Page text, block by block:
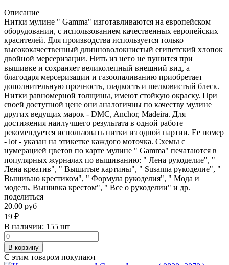
Описание
Нитки мулине " Gamma" изготавливаются на европейском
оборудовании, с использованием качественных европейских
красителей. Для производства используется только
высококачественный длинноволокнистый египетский хлопок
двойной мерсеризации. Нить из него не пушится при
вышивке и сохраняет великолепный внешний вид, а
благодаря мерсеризации и газоопаливанию приобретает
дополнительную прочность, гладкость и шелковистый блеск.
Нитки равномерной толщины, имеют стойкую окраску. При
своей доступной цене они аналогичны по качеству мулине
других ведущих марок - DMC, Anchor, Madeira. Для
достижения наилучшего результата в одной работе
рекомендуется использовать нитки из одной партии. Ее номер
- lot - указан на этикетке каждого моточка. Схемы с
нумерацией цветов по карте мулине " Gamma" печатаются в
популярных журналах по вышиванию: " Лена рукоделие", "
Лена креатив", " Вышитые картины", " Susanna рукоделие", "
Вышиваю крестиком", " Формула рукоделия", " Мода и
модель. Вышивка крестом", " Все о рукоделии" и др.
поделиться
20.00 руб
19 ₽
В наличии: 155 шт
В корзину
С этим товаром покупают